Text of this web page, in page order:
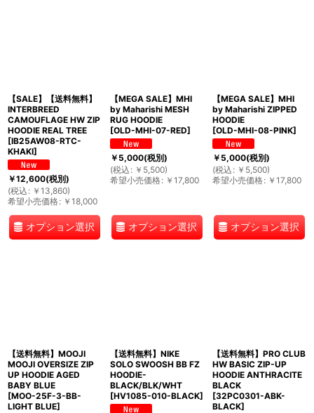
【SALE】【送料無料】
INTERBREED
CAMOUFLAGE HW ZIP
HOODIE REAL TREE
[IB25AW08-RTC-
KHAKI]
￥12,600(税別)
(税込 : ￥ 13,860)
希望小売価格: ￥ 18,000
オプション選択
【MEGA SALE】MHI
by Maharishi MESH
RUG HOODIE
[OLD-MHI-07-RED]
￥5,000(税別)
(税込 : ￥ 5,500)
希望小売価格: ￥ 17,800
オプション選択
【MEGA SALE】MHI
by Maharishi ZIPPED
HOODIE
[OLD-MHI-08-PINK]
￥5,000(税別)
(税込 : ￥ 5,500)
希望小売価格: ￥ 17,800
オプション選択
【送料無料】MOOJI
MOOJI OVERSIZE ZIP
UP HOODIE AGED
BABY BLUE
[MOO-25F-3-BB-
LIGHT BLUE]
【送料無料】NIKE
SOLO SWOOSH BB FZ
HOODIE-
BLACK/BLK/WHT
[HV1085-010-BLACK]
【送料無料】PRO CLUB
HW BASIC ZIP-UP
HOODIE ANTHRACITE
BLACK
[32PC0301-ABK-
BLACK]